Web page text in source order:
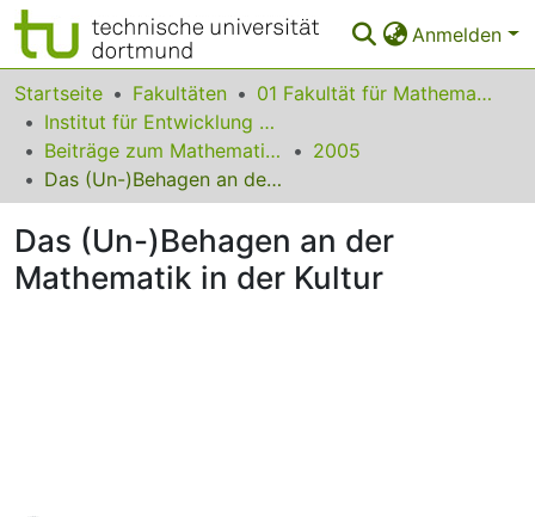
Anmelden
Bereiche & Sammlungen
Das gesamte Repositorium
Statistiken
FAQ
Leitlinien
Startseite Fakultäten
01 Fakultät für Mathematik
Institut für Entwicklung und Erforschung des Mathematikunterrichts
Beiträge zum Mathematikunterricht
2005
Das (Un-)Behagen an der Mathematik in der Kultur
Das (Un-)Behagen an der
Mathematik in der Kultur